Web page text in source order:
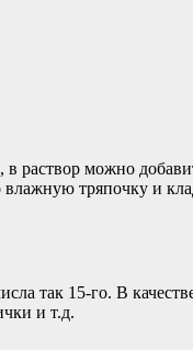
раствор можно
тряпочку и
так 15-го. В
и т.д.